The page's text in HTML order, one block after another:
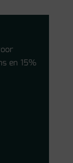
en 15%